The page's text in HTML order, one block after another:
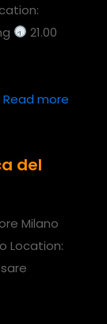
21.00
Read more
del
Milano
Location: